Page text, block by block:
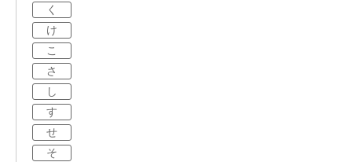
く
け
こ
さ
し
す
せ
そ